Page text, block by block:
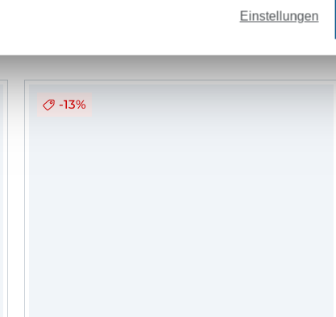
Schnittmuster
-13%
Einstellungen